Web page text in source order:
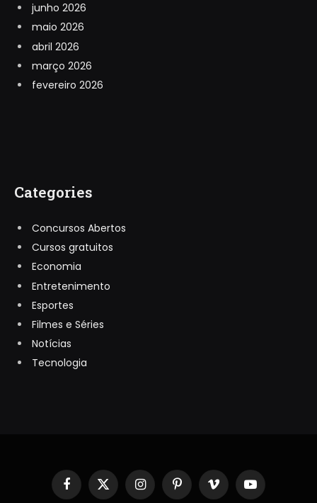
junho 2026
maio 2026
abril 2026
março 2026
fevereiro 2026
Categories
Concursos Abertos
Cursos gratuitos
Economia
Entretenimento
Esportes
Filmes e Séries
Notícias
Tecnologia
Facebook
X
InstagramPinterestVimeo YouTube